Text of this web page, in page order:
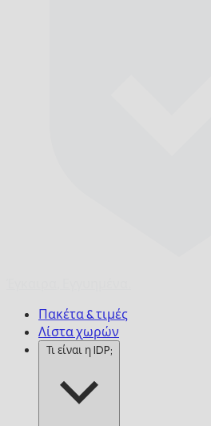
Πακέτα & τιμές
Λίστα χωρών
Τι είναι η IDP;